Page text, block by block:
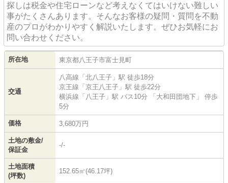
探しは税金や住宅ローンなど考えなくてはいけない難しい
事がたくさんあります。そんなお客様の疑問・質問を不動
産のプロがわかりやすく解説いたします。ぜひお気軽にお
問い合わせください。
所在地 東京都八王子市富士見町
交通
八高線 「 北八王子 」駅 徒歩18分
京王線 「 京王八王子 」駅 徒歩22分
横浜線 「 八王子 」駅 バス10分 「大和田団地下」 停歩
5分
価格 3,680万円
土地の敷金/
保証金
-/-
土地面積
(坪数)
152.65㎡(46.17坪)